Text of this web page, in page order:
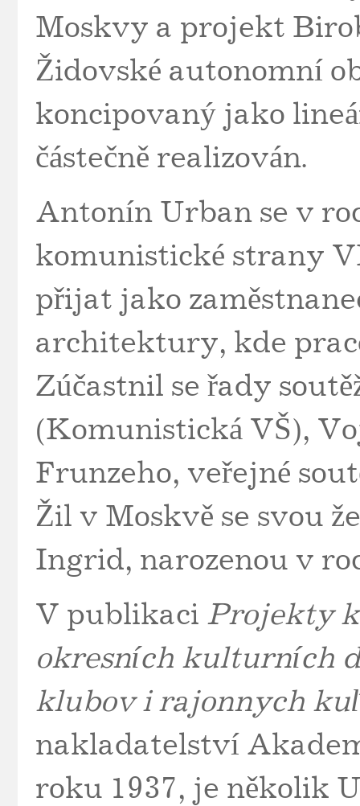
Moskvy a projekt
Židovské autonomní
koncipovaný jako
částečně realizován.
Antonín Urban se v
komunistické strany
přijat jako
architektury, kde
Zúčastnil se řady
(Komunistická VŠ),
Frunzeho, veřejné
Žil v Moskvě se svou
Ingrid, narozenou v
V publikaci Projekty
okresních kulturních
klubov i rajonnych
nakladatelství
roku 1937, je několik